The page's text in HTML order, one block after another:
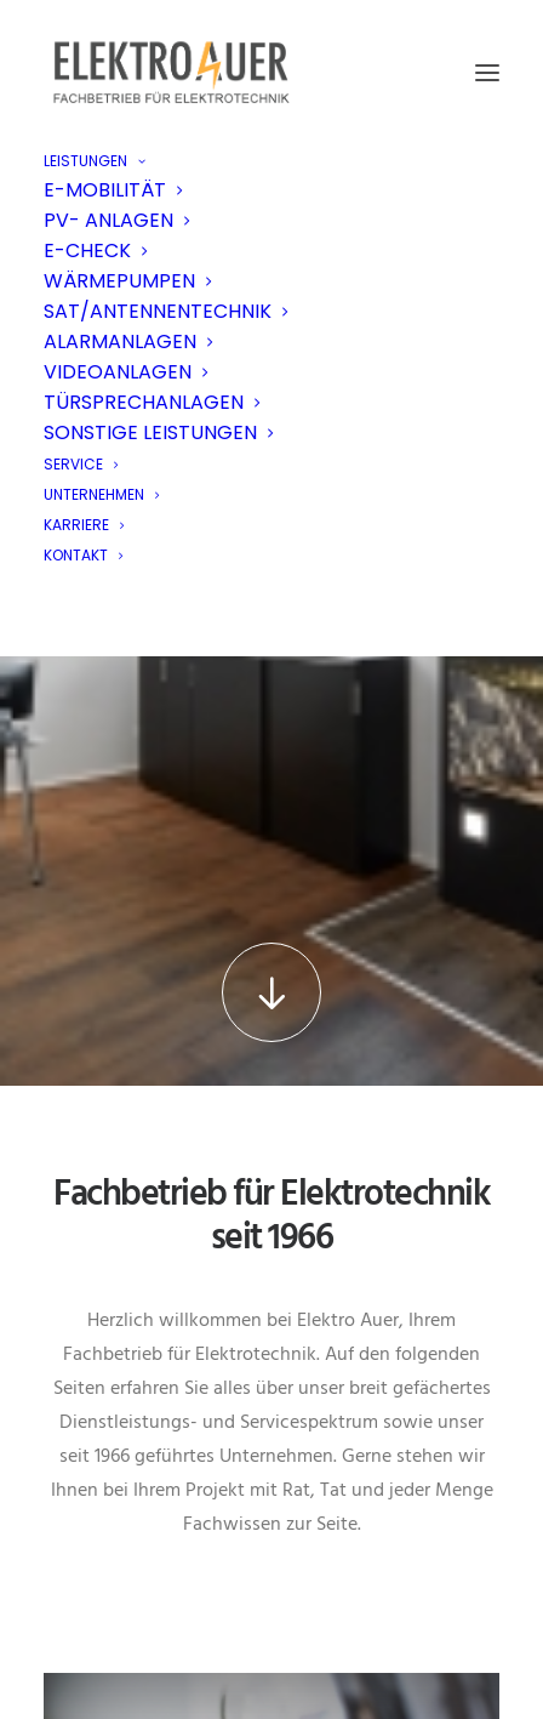
LEISTUNGEN
E-MOBILITÄT
PV- ANLAGEN
E-CHECK
WÄRMEPUMPEN
SAT/ANTENNENTECHNIK
ALARMANLAGEN
VIDEOANLAGEN
TÜRSPRECHANLAGEN
SONSTIGE LEISTUNGEN
SERVICE
UNTERNEHMEN
KARRIERE
KONTAKT
Fachbetrieb für Elektrotechnik
seit 1966
Herzlich willkommen bei Elektro Auer, Ihrem
Fachbetrieb für Elektrotechnik. Auf den folgenden
Seiten erfahren Sie alles über unser breit gefächertes
Dienstleistungs- und Servicespektrum sowie unser
seit 1966 geführtes Unternehmen. Gerne stehen wir
Ihnen bei Ihrem Projekt mit Rat, Tat und jeder Menge
Fachwissen zur Seite.